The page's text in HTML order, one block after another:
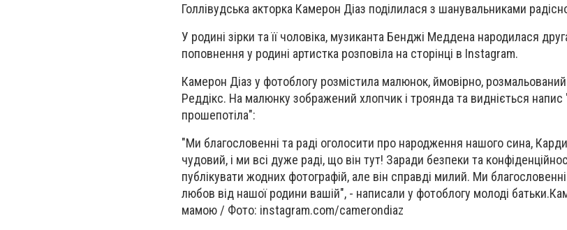
Голлівудська акторка Камерон Діаз поділилася з шанувальниками
У родині зірки та її чоловіка, музиканта Бенджі Меддена народилася
поповнення у родині артистка розповіла на сторінці в Instagram.
Камерон Діаз у фотоблогу розмістила малюнок, ймовірно,
Реддікс. На малюнку зображений хлопчик і троянда та видніється
прошепотіла":
"Ми благословенні та раді оголосити про народження нашого сина,
чудовий, і ми всі дуже раді, що він тут! Заради безпеки та
публікувати жодних фотографій, але він справді милий. Ми
любов від нашої родини вашій", - написали у фотоблогу молоді
мамою / Фото: instagram.com/camerondiaz